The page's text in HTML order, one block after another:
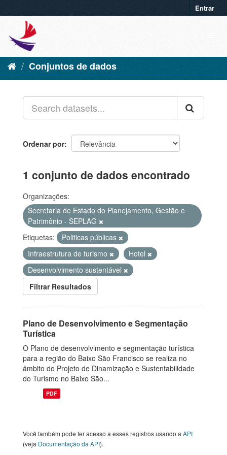
Entrar
Conjuntos de dados
Ordenar por
1 conjunto de dados encontrado
Organizações:
Secretaria de Estado do Planejamento, Gestão e
Patrimônio - SEPLAG
Etiquetas:
Politicas públicas
Infraestrutura de turismo
Hotel
Desenvolvimento sustentável
Filtrar Resultados
Plano de Desenvolvimento e Segmentação
Turística
O Plano de desenvolvimento e segmentação turística
para a região do Baixo São Francisco se realiza no
âmbito do Projeto de Dinamização e Sustentabilidade
do Turismo no Baixo São...
PDF
Você também pode ter acesso a esses registros usando a API
(veja Documentação da API).